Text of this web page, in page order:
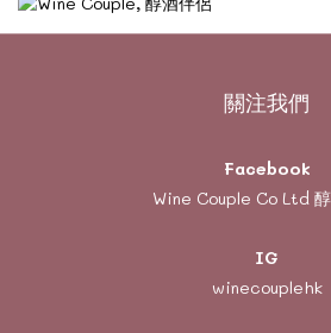
關注我們
Facebook
Wine Couple Co Ltd
IG
winecouplehk